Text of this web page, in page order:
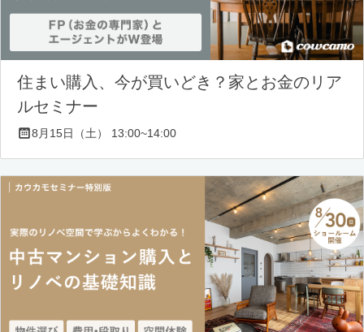
住まい購入、今が買いどき？家とお金のリア
ルセミナー
8月15日（土） 13:00~14:00